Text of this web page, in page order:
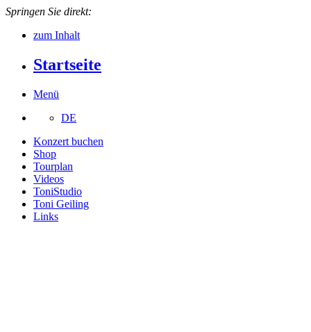
Springen Sie direkt:
zum Inhalt
Startseite
Menü
DE
Konzert buchen
Shop
Tourplan
Videos
ToniStudio
Toni Geiling
Links